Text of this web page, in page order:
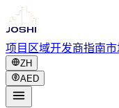
项目 区域开发商指南市
ZH
AED